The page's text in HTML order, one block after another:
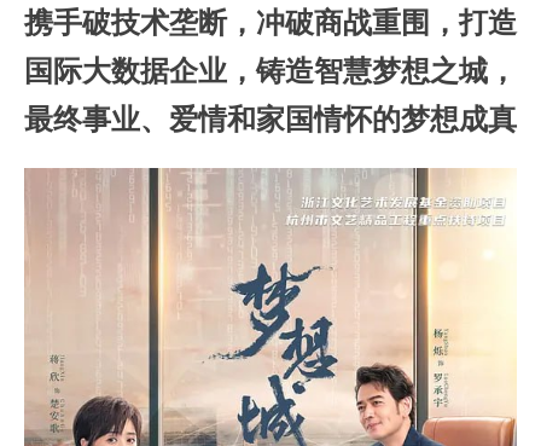
携手破技术垄断，冲破商战重围，打造
国际大数据企业，铸造智慧梦想之城，
最终事业、爱情和家国情怀的梦想成真